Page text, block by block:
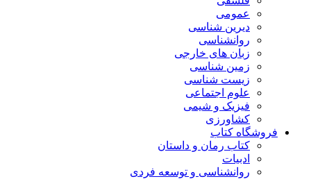
عمومی
دیرین شناسی
روانشناسی
زبان های خارجی
زمین شناسی
زیست شناسی
علوم اجتماعی
فیزیک و شیمی
کشاورزی
فروشگاه کتاب
کتاب رمان و داستان
ادبیات
روانشناسی و توسعه فردی